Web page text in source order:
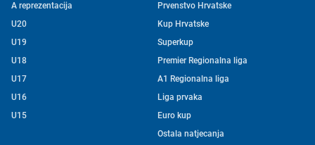
A reprezentacija
U20
U19
U18
U17
U16
U15
Prvenstvo Hrvatske
Kup Hrvatske
Superkup
Premier Regionalna liga
A1 Regionalna liga
Liga prvaka
Euro kup
Ostala natjecanja